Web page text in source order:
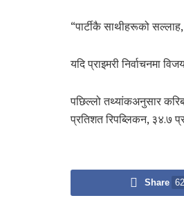
“पार्टीकै साथीहरूको
यदि प्राइमरी निर्वाचनमा
पछिल्लो तथ्यांकअनुसार
प्रतिशत रिपब्लिकन, ३४.७
Share